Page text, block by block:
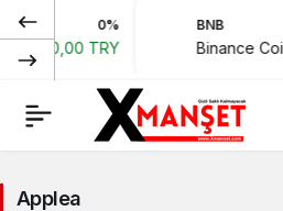
0%
0,00 TRY
BNB
Binance
Applea